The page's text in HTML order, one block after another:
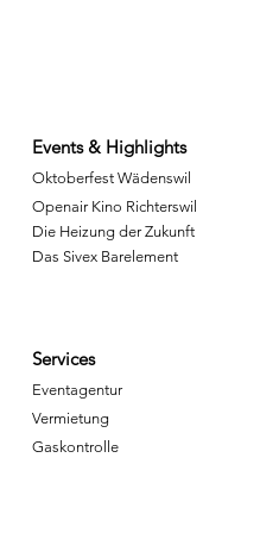
Events & Highlights
Oktoberfest Wädenswil
Openair Kino Richterswil
Die Heizung der Zukunft
Das Sivex Barelement
Services
Eventagentur
Vermietung
Gaskontrolle